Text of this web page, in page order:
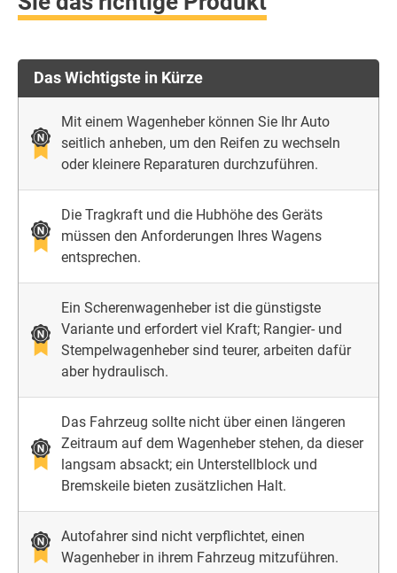
Das Wichtigste in Kürze
Mit einem Wagenheber können Sie Ihr Auto
seitlich anheben, um den Reifen zu wechseln
oder kleinere Reparaturen durchzuführen.
Die Tragkraft und die Hubhöhe des Geräts
müssen den Anforderungen Ihres Wagens
entsprechen.
Ein Scherenwagenheber ist die günstigste
Variante und erfordert viel Kraft; Rangier- und
Stempelwagenheber sind teurer, arbeiten dafür
aber hydraulisch.
Das Fahrzeug sollte nicht über einen längeren
Zeitraum auf dem Wagenheber stehen, da dieser
langsam absackt; ein Unterstellblock und
Bremskeile bieten zusätzlichen Halt.
Autofahrer sind nicht verpflichtet, einen
Wagenheber in ihrem Fahrzeug mitzuführen.